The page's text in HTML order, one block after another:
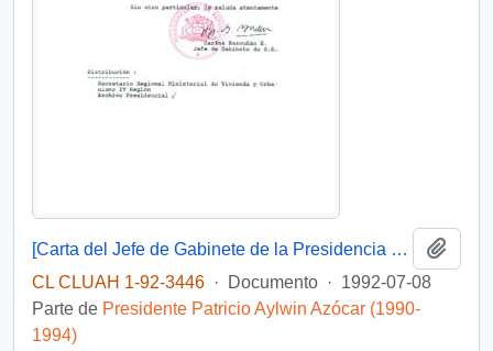
[Carta del Jefe de Gabinete de la Presidencia a SEREMI de Vivienda IV Región]
CL CLUAH 1-92-3446 · Documento · 1992-07-08
Parte de Presidente Patricio Aylwin Azócar (1990-
1994)